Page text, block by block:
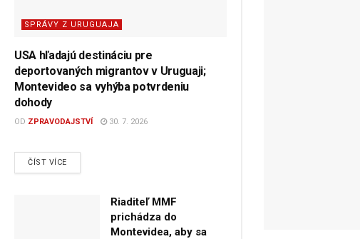
SPRÁVY Z URUGUAJA
USA hľadajú destináciu pre
deportovaných migrantov v Uruguaji;
Montevideo sa vyhýba potvrdeniu
dohody
OD ZPRAVODAJSTVÍ 30. 7. 2026
ČÍST VÍCEDETAILS
Riaditeľ MMF
prichádza do
Montevidea, aby sa